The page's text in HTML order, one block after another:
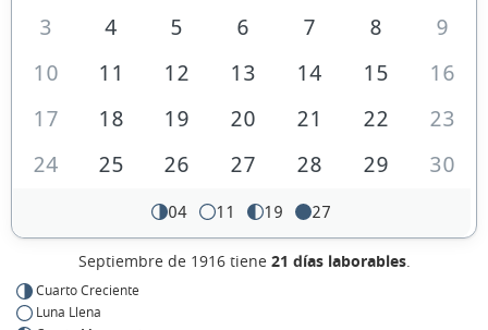
3
4 5 6 7 8
9
10
11 12 13 14 15
16
17
18 19 20 21 22
23
24
25 26 27 28 29 30
04 11 19 27
Septiembre de 1916 tiene 21 días laborables.
Cuarto Creciente
Luna Llena